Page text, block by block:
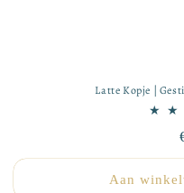
Latte Kopje |
Aan